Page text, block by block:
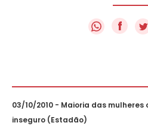
f
03/10/2010 - Maioria das
inseguro (Estadão)